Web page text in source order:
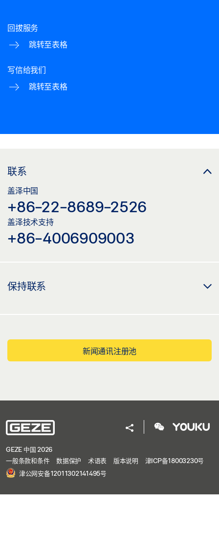
回拔服务
跳转至表格
写信给我们
跳转至表格
联系
盖泽中国
+86-22-8689-2526
盖泽技术支持
+86-4006909003
保持联系
新闻通讯注册池
GEZE 中国 2026
一般条款和条件
数据保护 术语表 版本说明
津ICP备18003230号
津公网安备12011302141495号